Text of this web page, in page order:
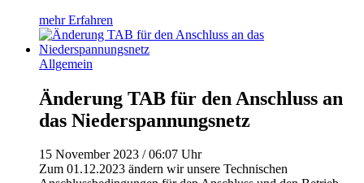
mehr Erfahren
Allgemein
Änderung TAB für den Anschluss an
das Niederspannungsnetz
15 November 2023 / 06:07 Uhr
Zum 01.12.2023 ändern wir unsere Technischen